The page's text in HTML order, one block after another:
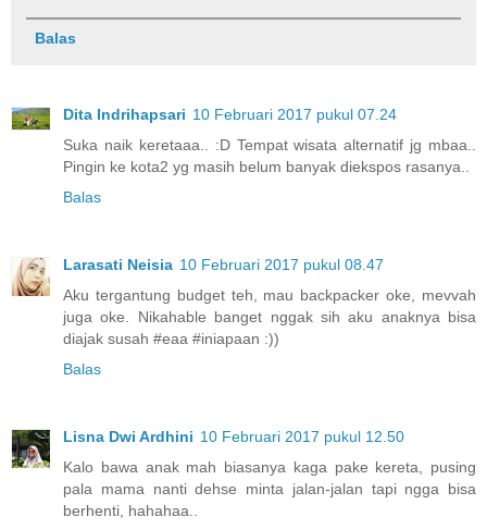
Balas
Dita Indrihapsari 10 Februari 2017 pukul 07.24
Suka naik keretaaa.. :D Tempat wisata alternatif jg mbaa..
Pingin ke kota2 yg masih belum banyak diekspos rasanya..
Balas
Larasati Neisia 10 Februari 2017 pukul 08.47
Aku tergantung budget teh, mau backpacker oke, mevvah
juga oke. Nikahable banget nggak sih aku anaknya bisa
diajak susah #eaa #iniapaan :))
Balas
Lisna Dwi Ardhini 10 Februari 2017 pukul 12.50
Kalo bawa anak mah biasanya kaga pake kereta, pusing
pala mama nanti dehse minta jalan-jalan tapi ngga bisa
berhenti, hahahaa..